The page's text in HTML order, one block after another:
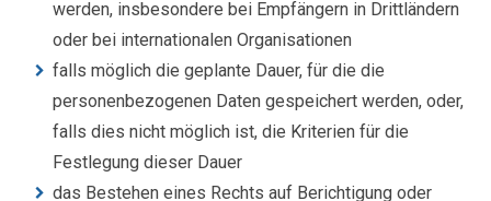
werden, insbesondere bei Empfängern in Drittländern
oder bei internationalen Organisationen
falls möglich die geplante Dauer, für die die
personenbezogenen Daten gespeichert werden, oder,
falls dies nicht möglich ist, die Kriterien für die
Festlegung dieser Dauer
das Bestehen eines Rechts auf Berichtigung oder